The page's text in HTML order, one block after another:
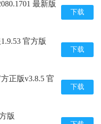
最新版
下载
官方版
下载
正版v3.8.5 官
下载
版